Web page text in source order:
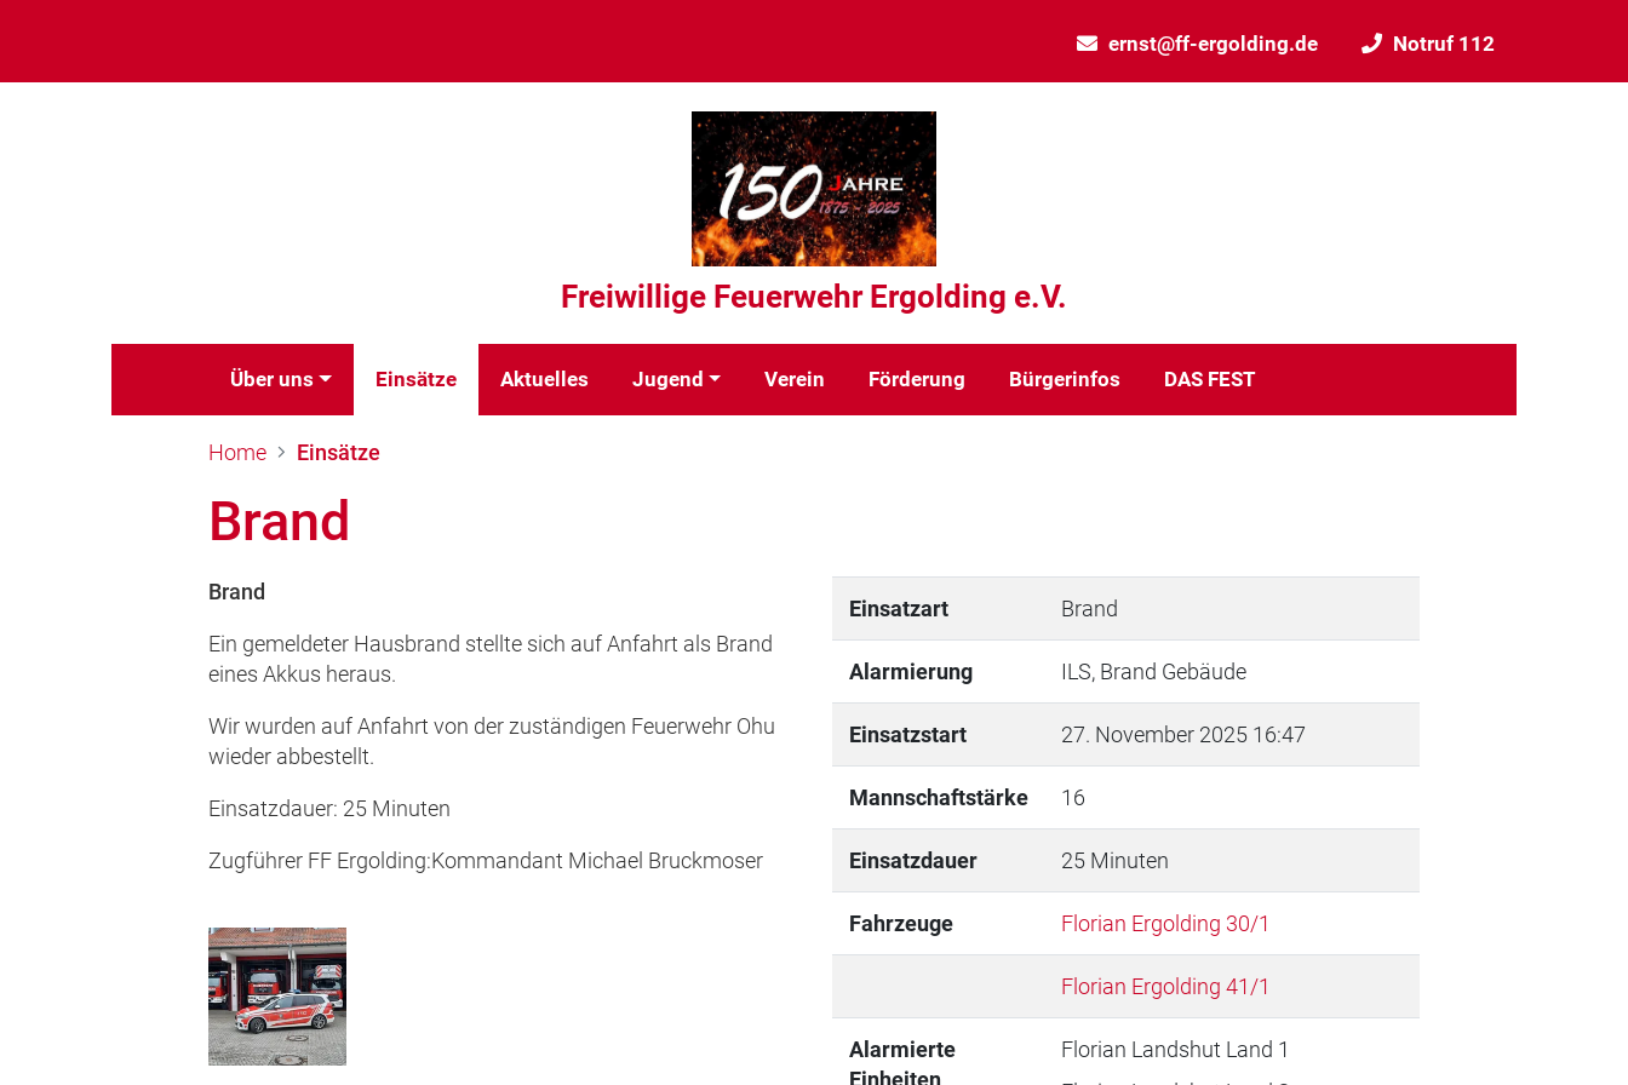
ernst@ff-ergolding.de Notruf 112
Freiwillige Feuerwehr Ergolding e.V.
Über uns Einsätze Aktuelles Jugend Verein Förderung Bürgerinfos DAS FEST
Home Einsätze
Brand
Brand
Ein gemeldeter Hausbrand stellte sich auf Anfahrt als Brand
eines Akkus heraus.
Wir wurden auf Anfahrt von der zuständigen Feuerwehr Ohu
wieder abbestellt.
Einsatzdauer: 25 Minuten
Zugführer FF Ergolding:Kommandant Michael Bruckmoser
Einsatzart Brand
Alarmierung ILS, Brand Gebäude
Einsatzstart 27. November 2025 16:47
Mannschaftstärke 16
Einsatzdauer 25 Minuten
Fahrzeuge Florian Ergolding 30/1
Florian Ergolding 41/1
Alarmierte
Einheiten
Florian Landshut Land 1